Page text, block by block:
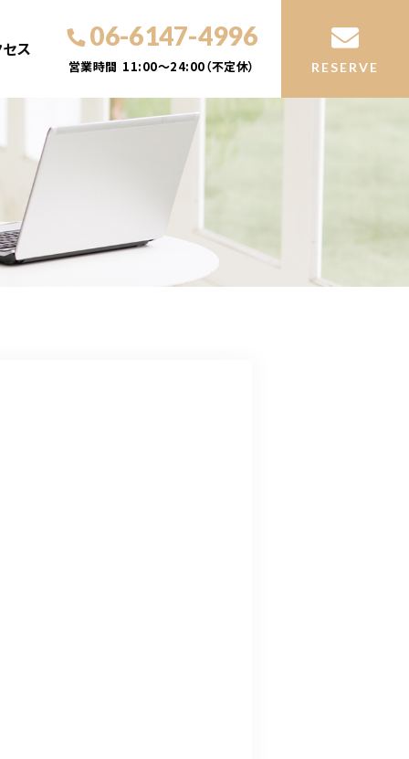
ス 06-6147-4996
営業時間 11:00～24:00（不定休） RESERVE